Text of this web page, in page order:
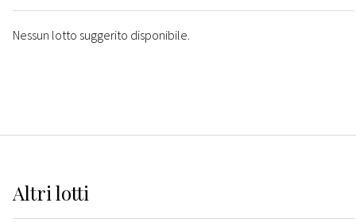
Nessun lotto suggerito disponibile.
Altrilotti